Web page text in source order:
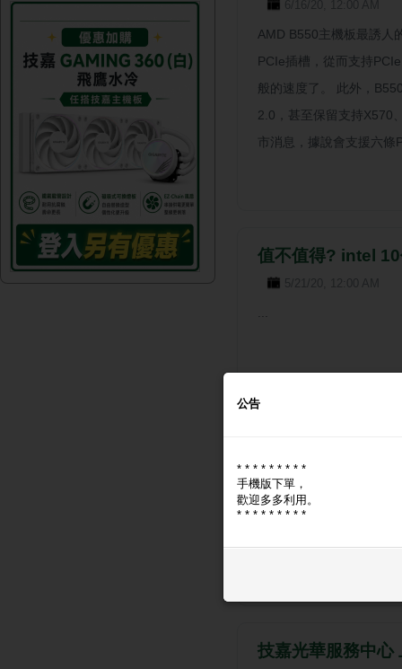
6/16/20, 12:00 AM
AMD B550主機板最誘人
PCIe插槽，從而支持
般的速度了。 此外，
2.0，甚至保留支持X570
市消息，據說會支援六
值不值得? intel
5/21/20, 12:00 AM
FB 帳號綁定教學 綁定後
密碼登入速易購會員。
技嘉光華服務中心
公告
* * * * * * * * *
手機版下單，
歡迎多多利用。
* * * * * * * * *